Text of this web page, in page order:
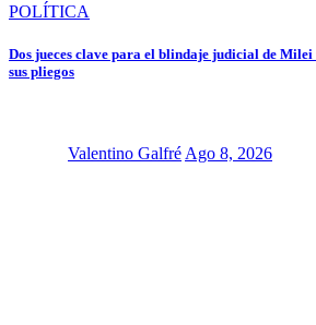
POLÍTICA
Dos jueces clave para el blindaje judicial de Milei
sus pliegos
Valentino Galfré Ago 8, 2026